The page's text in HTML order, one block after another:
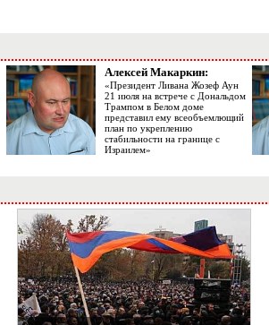
Алексей Макаркин:
«Президент Ливана Жозеф Аун
21 июля на встрече с Дональдом
Трампом в Белом доме
представил ему всеобъемлющий
план по укреплению
стабильности на границе с
Израилем»